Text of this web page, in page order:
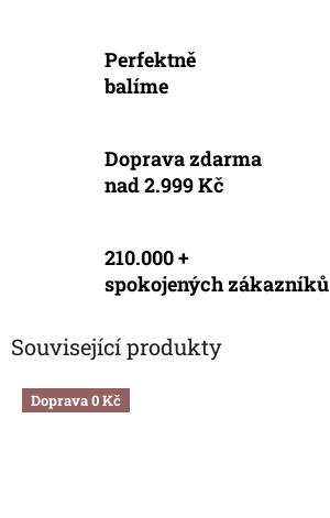
Perfektně
balíme
Doprava zdarma
nad 2.999 Kč
210.000 +
spokojených zákazníků
Související produkty
Doprava 0 Kč